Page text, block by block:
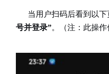
当用户扫码后看到以下
号并登录”。（注：此操作